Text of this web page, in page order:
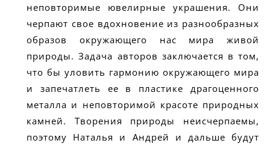
неповторимые ювелирные украшения. Они
черпают свое вдохновение из разнообразных
образов окружающего нас мира живой
природы. Задача авторов заключается в том,
что бы уловить гармонию окружающего мира
и запечатлеть ее в пластике драгоценного
металла и неповторимой красоте природных
камней. Творения природы неисчерпаемы,
поэтому Наталья и Андрей и дальше будут